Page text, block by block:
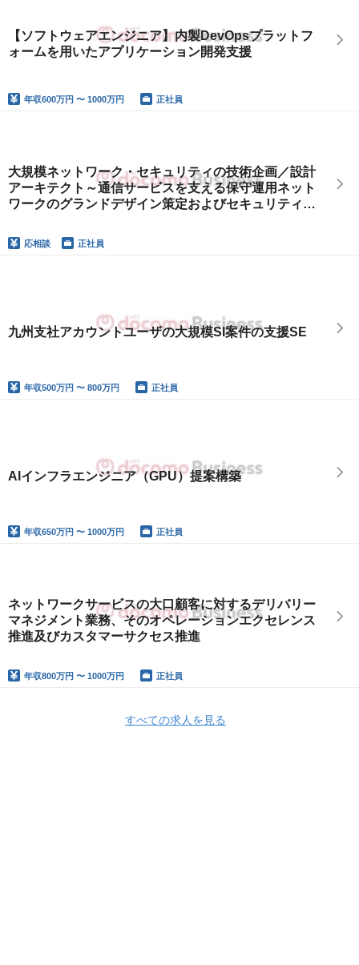
【ソフトウェアエンジニア】内製DevOpsプラットフ
ォームを用いたアプリケーション開発支援
年収600万円 〜 1000万円 正社員
大規模ネットワーク・セキュリティの技術企画／設計
アーキテクト～通信サービスを支える保守運用ネット
ワークのグランドデザイン策定およびセキュリティ強
応相談 正社員
九州支社アカウントユーザの大規模SI案件の支援SE
年収500万円 〜 800万円 正社員
AIインフラエンジニア（GPU）提案構築
年収650万円 〜 1000万円 正社員
ネットワークサービスの大口顧客に対するデリバリー
マネジメント業務、そのオペレーションエクセレンス
推進及びカスタマーサクセス推進
年収800万円 〜 1000万円 正社員
すべての求人を見る